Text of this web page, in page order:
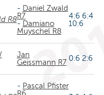
R8
- Daniel Zwald
R7
- Damiano
Muyschel R8
4:6 6:4
10:6
Jan
Geissmann R7 0:6 2:6
- Pascal Pfister